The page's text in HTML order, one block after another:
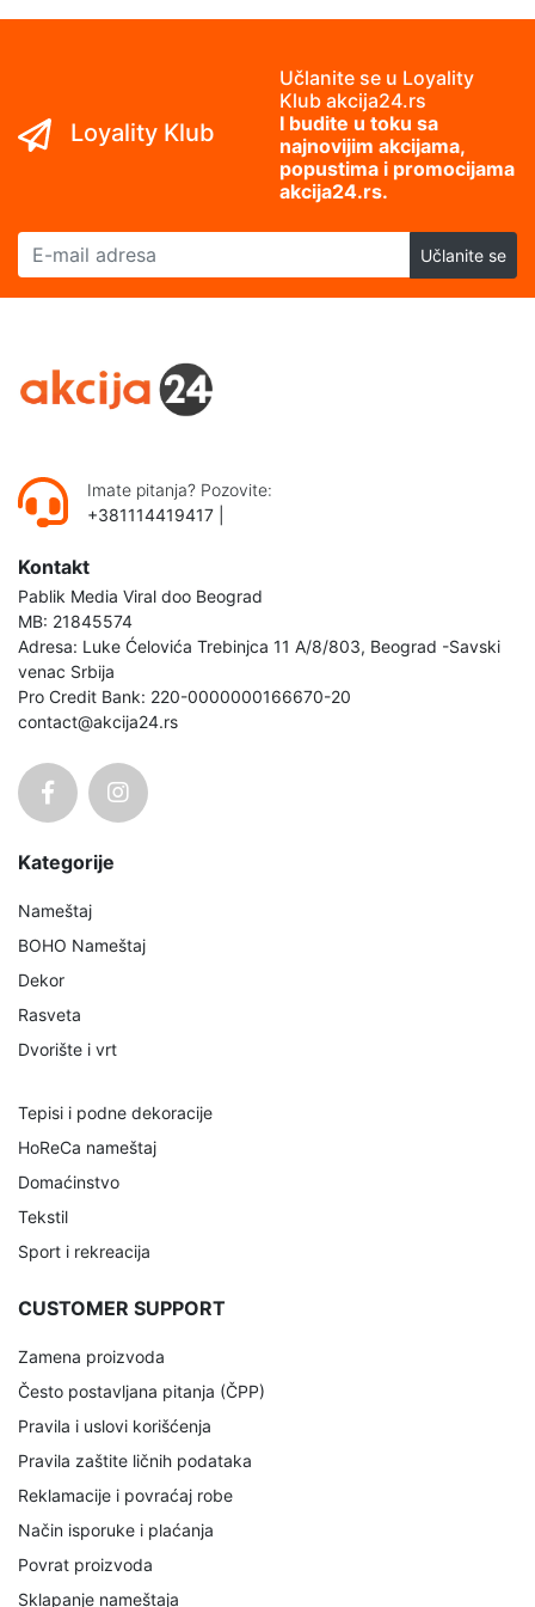
Loyality Klub
Učlanite se u Loyality
Klub akcija24.rs
I budite u toku sa
najnovijim akcijama,
popustima i promocijama
akcija24.rs.
E-mail adresa
Učlanite se
Imate pitanja? Pozovite:
+381114419417
Kontakt
Pablik Media Viral doo Beograd
MB: 21845574
Adresa: Luke Ćelovića Trebinjca 11 A/8/803, Beograd -Savski
venac Srbija
Pro Credit Bank: 220-0000000166670-20
contact@akcija24.rs
Kategorije
Nameštaj
BOHO Nameštaj
Dekor
Rasveta
Dvorište i vrt
Tepisi i podne dekoracije
HoReCa nameštaj
Domaćinstvo
Tekstil
Sport i rekreacija
CUSTOMER SUPPORT
Zamena proizvoda
Često postavljana pitanja (ČPP)
Pravila i uslovi korišćenja
Pravila zaštite ličnih podataka
Reklamacije i povraćaj robe
Način isporuke i plaćanja
Povrat proizvoda
Sklapanje nameštaja